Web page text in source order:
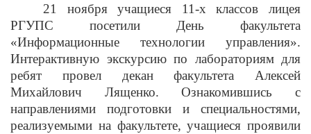
21 ноября учащиеся 11-х классов лицея
РГУПС посетили День факультета
«Информационные технологии управления».
Интерактивную экскурсию по лабораториям для
ребят провел декан факультета Алексей
Михайлович Лященко. Ознакомившись с
направлениями подготовки и специальностями,
реализуемыми на факультете, учащиеся проявили